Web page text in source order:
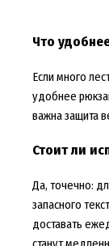
Что
Если много
удобнее
важна защита
Стоит ли
Да, точечно:
запасного
доставать